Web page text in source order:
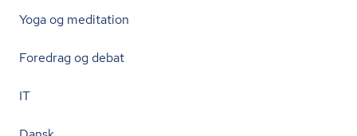
Yoga og meditation
Foredrag og debat
IT